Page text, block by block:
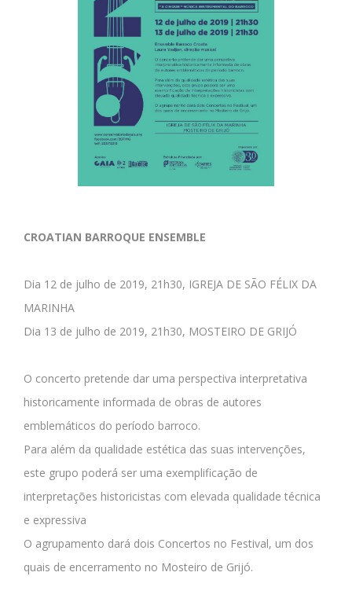
CROATIAN BARROQUE ENSEMBLE
Dia 12 de julho de 2019, 21h30, IGREJA DE SÃO FÉLIX DA
MARINHA
Dia 13 de julho de 2019, 21h30, MOSTEIRO DE GRIJÓ
O concerto pretende dar uma perspectiva interpretativa
historicamente informada de obras de autores
emblemáticos do período barroco.
Para além da qualidade estética das suas intervenções,
este grupo poderá ser uma exemplificação de
interpretações historicistas com elevada qualidade técnica
e expressiva
O agrupamento dará dois Concertos no Festival, um dos
quais de encerramento no Mosteiro de Grijó.